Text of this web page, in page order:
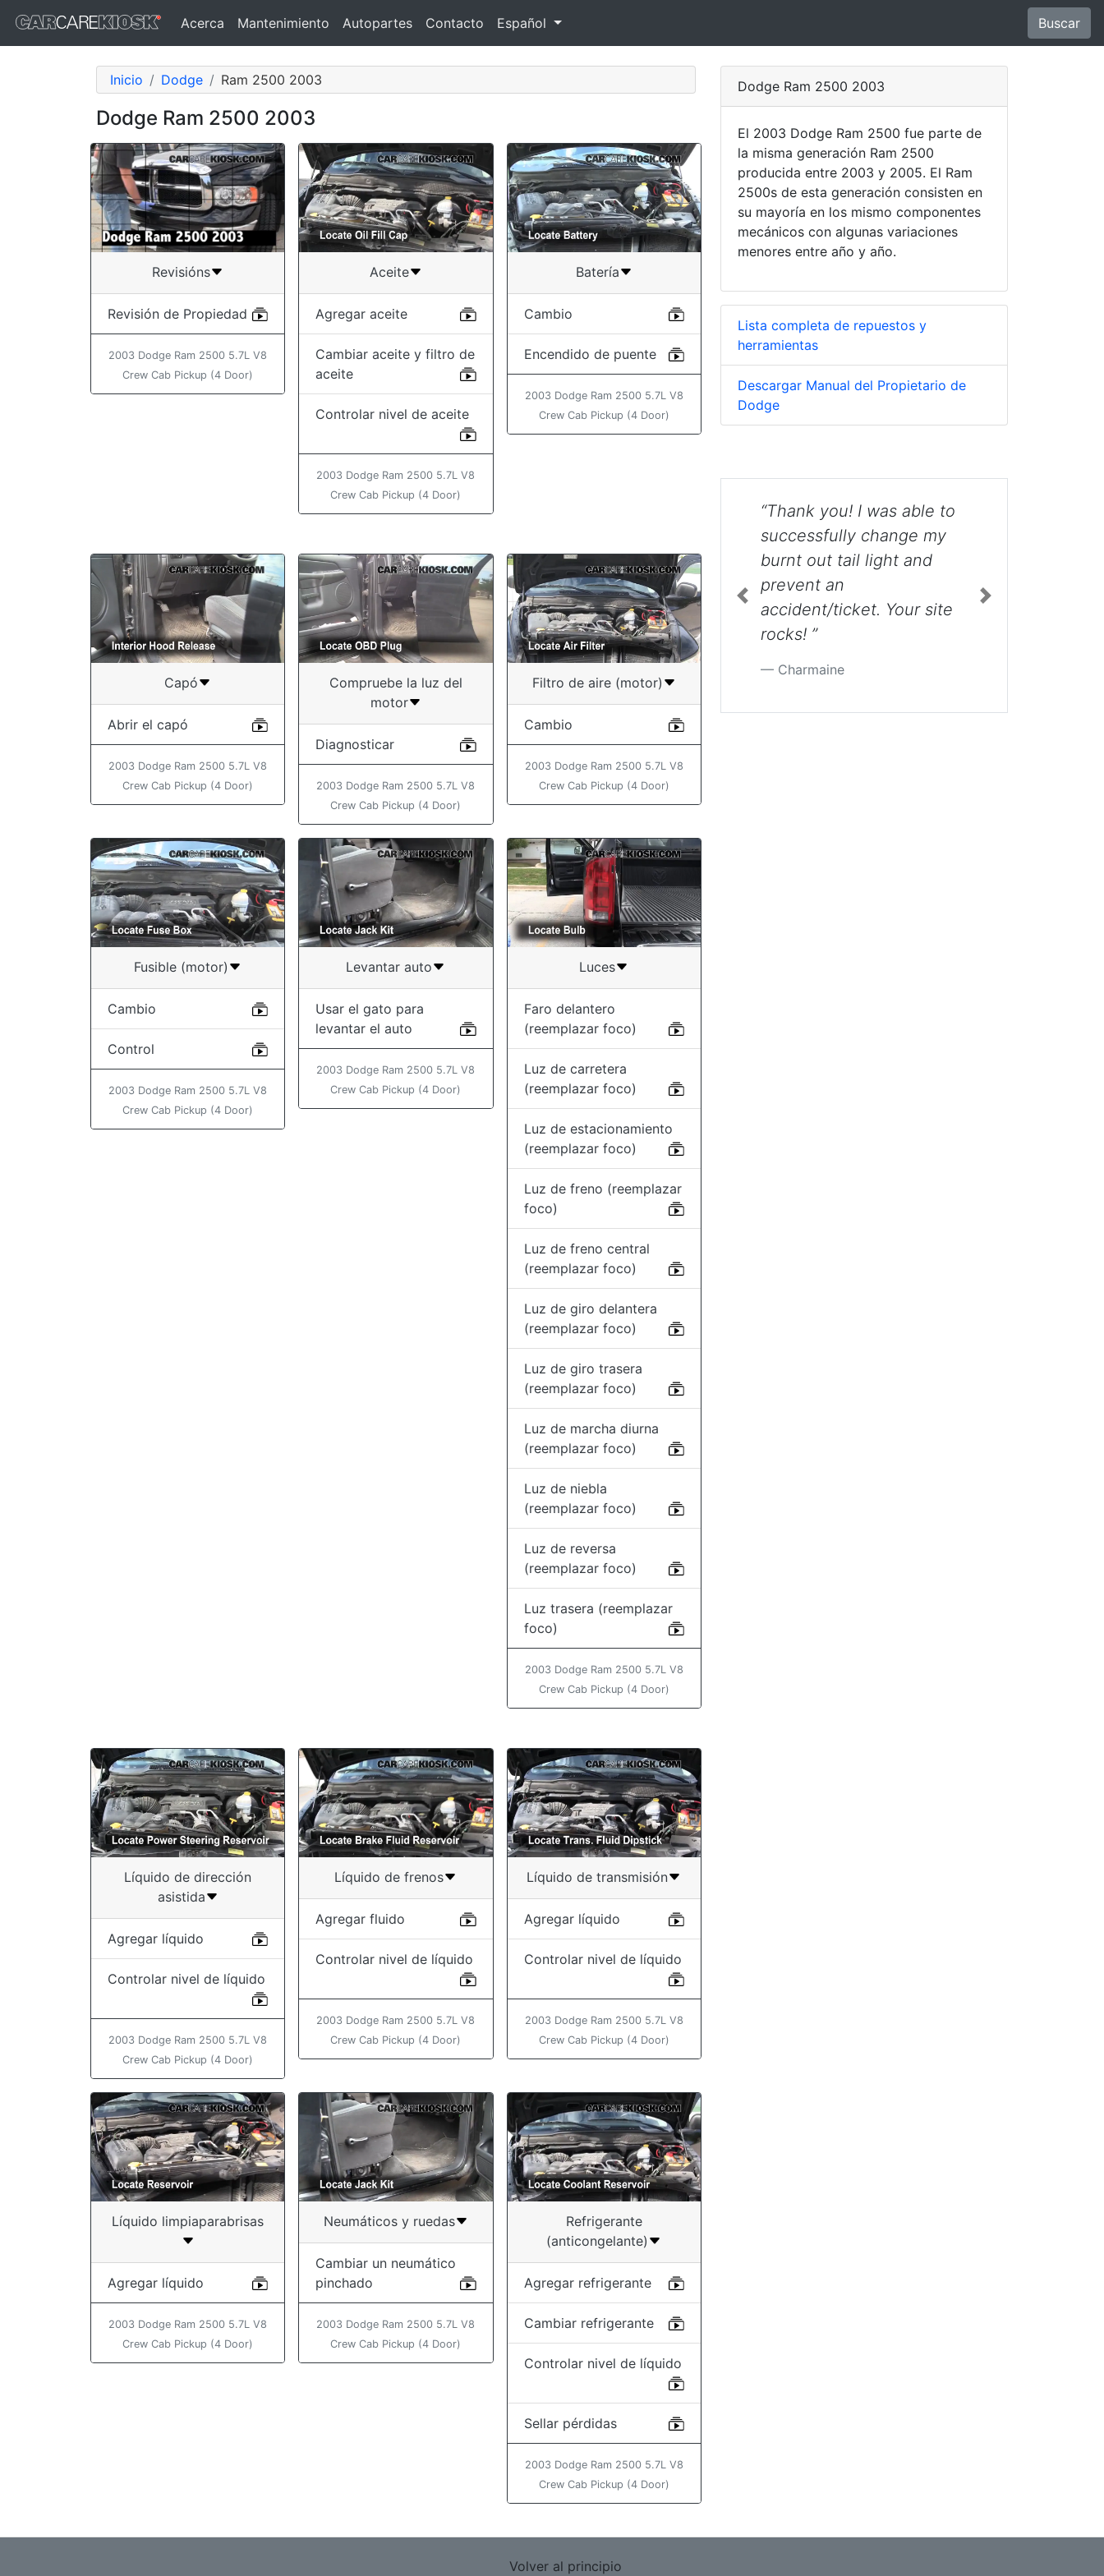
Acerca Mantenimiento Autopartes Contacto Español Buscar
Inicio Dodge Ram 2500 2003
Dodge Ram 2500 2003
Revisións
Revisión de Propiedad
2003 Dodge Ram 2500 5.7L V8
Crew Cab Pickup (4 Door)
Aceite
Agregar aceite
Cambiar aceite y filtro de
aceite
Controlar nivel de aceite
2003 Dodge Ram 2500 5.7L V8
Crew Cab Pickup (4 Door)
Batería
Cambio
Encendido de puente
2003 Dodge Ram 2500 5.7L V8
Crew Cab Pickup (4 Door)
Capó
Abrir el capó
2003 Dodge Ram 2500 5.7L V8
Crew Cab Pickup (4 Door)
Compruebe la luz del
motor
Diagnosticar
2003 Dodge Ram 2500 5.7L V8
Crew Cab Pickup (4 Door)
Filtro de aire (motor)
Cambio
2003 Dodge Ram 2500 5.7L V8
Crew Cab Pickup (4 Door)
Fusible (motor)
Cambio
Control
2003 Dodge Ram 2500 5.7L V8
Crew Cab Pickup (4 Door)
Levantar auto
Usar el gato para
levantar el auto
2003 Dodge Ram 2500 5.7L V8
Crew Cab Pickup (4 Door)
Luces
Faro delantero
(reemplazar foco)
Luz de carretera
(reemplazar foco)
Luz de estacionamiento
(reemplazar foco)
Luz de freno (reemplazar
foco)
Luz de freno central
(reemplazar foco)
Luz de giro delantera
(reemplazar foco)
Luz de giro trasera
(reemplazar foco)
Luz de marcha diurna
(reemplazar foco)
Luz de niebla
(reemplazar foco)
Luz de reversa
(reemplazar foco)
Luz trasera (reemplazar
foco)
2003 Dodge Ram 2500 5.7L V8
Crew Cab Pickup (4 Door)
Líquido de dirección
asistida
Agregar líquido
Controlar nivel de líquido
2003 Dodge Ram 2500 5.7L V8
Crew Cab Pickup (4 Door)
Líquido de frenos
Agregar fluido
Controlar nivel de líquido
2003 Dodge Ram 2500 5.7L V8
Crew Cab Pickup (4 Door)
Líquido de transmisión
Agregar líquido
Controlar nivel de líquido
2003 Dodge Ram 2500 5.7L V8
Crew Cab Pickup (4 Door)
Líquido limpiaparabrisas
Agregar líquido
2003 Dodge Ram 2500 5.7L V8
Crew Cab Pickup (4 Door)
Neumáticos y ruedas
Cambiar un neumático
pinchado
2003 Dodge Ram 2500 5.7L V8
Crew Cab Pickup (4 Door)
Refrigerante
(anticongelante)
Agregar refrigerante
Cambiar refrigerante
Controlar nivel de líquido
Sellar pérdidas
2003 Dodge Ram 2500 5.7L V8
Crew Cab Pickup (4 Door)
Dodge Ram 2500 2003
El 2003 Dodge Ram 2500 fue parte de
la misma generación Ram 2500
producida entre 2003 y 2005. El Ram
2500s de esta generación consisten en
su mayoría en los mismo componentes
mecánicos con algunas variaciones
menores entre año y año.
Lista completa de repuestos y
herramientas
Descargar Manual del Propietario de
Dodge
“Thank you! I was able to
successfully change my
burnt out tail light and
prevent an
accident/ticket. Your site
rocks! ”
“I really love this site! I am
learning things about my
car I should have known
long ago! ”
Debbie
Previous Next
Volver al principio